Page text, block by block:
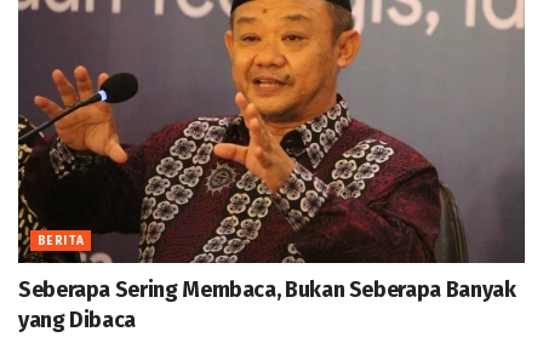
BERITA
Seberapa Sering Membaca, Bukan Seberapa Banyak
yang Dibaca